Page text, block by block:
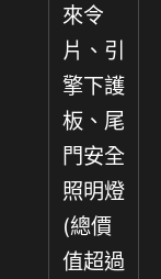
來令
片、引
擎下護
板、尾
門安全
照明燈
(總價
值超過